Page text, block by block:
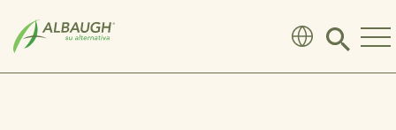
Click
search